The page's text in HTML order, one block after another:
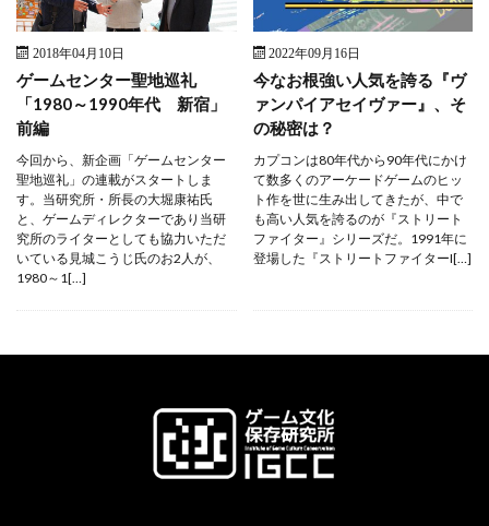
2018年04月10日
ゲームセンター聖地巡礼
「1980～1990年代 新宿」
前編
今回から、新企画「ゲームセンター
聖地巡礼」の連載がスタートしま
す。当研究所・所長の大堀康祐氏
と、ゲームディレクターであり当研
究所のライターとしても協力いただ
いている見城こうじ氏のお2人が、
1980～1[…]
2022年09月16日
今なお根強い人気を誇る『ヴ
ァンパイアセイヴァー』、そ
の秘密は？
カプコンは80年代から90年代にかけ
て数多くのアーケードゲームのヒッ
ト作を世に生み出してきたが、中で
も高い人気を誇るのが『ストリート
ファイター』シリーズだ。1991年に
登場した『ストリートファイターI[…]